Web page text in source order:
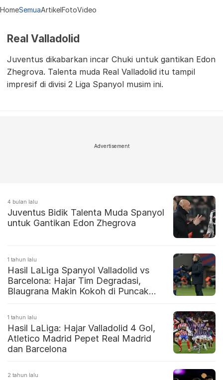
HomeSemuaArtikelFotoVideo
Real Valladolid
Juventus dikabarkan incar Chuki untuk gantikan Edon
Zhegrova. Talenta muda Real Valladolid itu tampil
impresif di divisi 2 Liga Spanyol musim ini.
Advertisement
4 bulan lalu
Juventus Bidik Talenta Muda Spanyol
untuk Gantikan Edon Zhegrova
1 tahun lalu
Hasil LaLiga Spanyol Valladolid vs
Barcelona: Hajar Tim Degradasi,
Blaugrana Makin Kokoh di Puncak
1 tahun lalu
Hasil LaLiga: Hajar Valladolid 4 Gol,
Atletico Madrid Pepet Real Madrid
dan Barcelona
2 tahun lalu